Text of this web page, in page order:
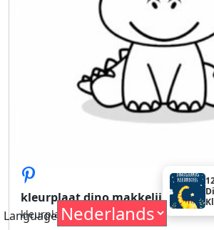
kleurplaat dino makkelijk
kleurplaat dino makkelijk
Language